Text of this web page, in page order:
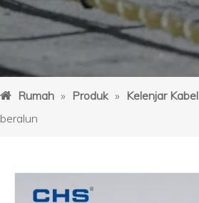
Rumah » Produk » Kelenjar Kabel
beralun